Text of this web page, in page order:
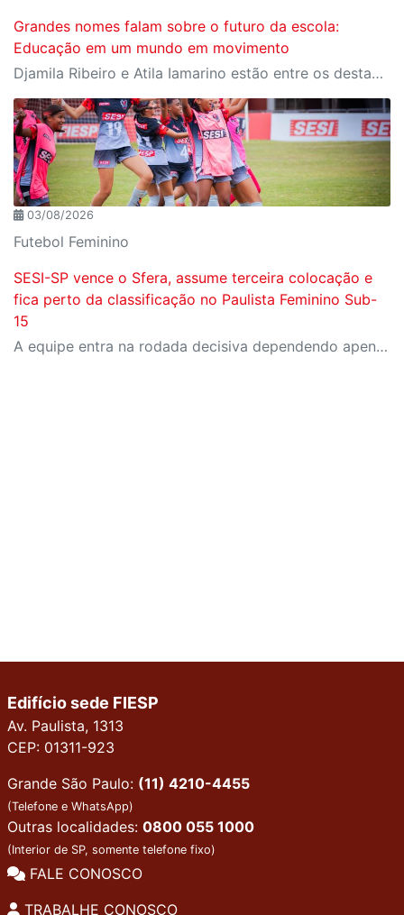
Grandes nomes falam sobre o futuro da escola:
Educação em um mundo em movimento
Djamila Ribeiro e Atila Iamarino estão entre os destaques da programação
03/08/2026
Futebol Feminino
SESI-SP vence o Sfera, assume terceira colocação e
fica perto da classificação no Paulista Feminino Sub-
15
A equipe entra na rodada decisiva dependendo apenas de seus próprios resultados para avançar ao mata-mata
Edifício sede FIESP
Av. Paulista, 1313
CEP: 01311-923
Grande São Paulo: (11) 4210-4455
(Telefone e WhatsApp)
Outras localidades: 0800 055 1000
(Interior de SP, somente telefone fixo)
FALE CONOSCO
TRABALHE CONOSCO